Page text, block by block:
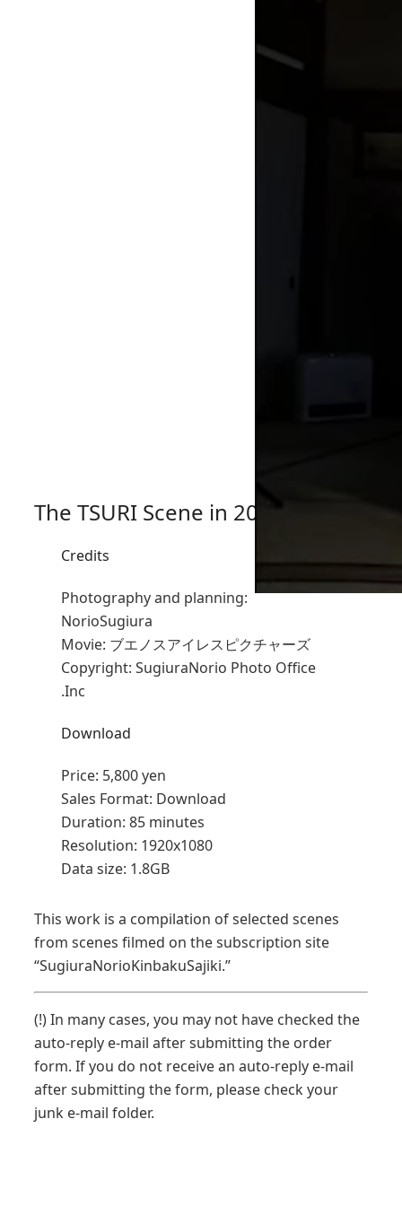
The TSURI Scene in 2020
Credits
Photography and planning:
NorioSugiura
Movie: ブエノスアイレスピクチャーズ
Copyright: SugiuraNorio Photo Office
.Inc
Download
Price: 5,800 yen
Sales Format: Download
Duration: 85 minutes
Resolution: 1920x1080
Data size: 1.8GB
This work is a compilation of selected scenes
from scenes filmed on the subscription site
“SugiuraNorioKinbakuSajiki.”
(!) In many cases, you may not have checked the
auto-reply e-mail after submitting the order
form. If you do not receive an auto-reply e-mail
after submitting the form, please check your
junk e-mail folder.